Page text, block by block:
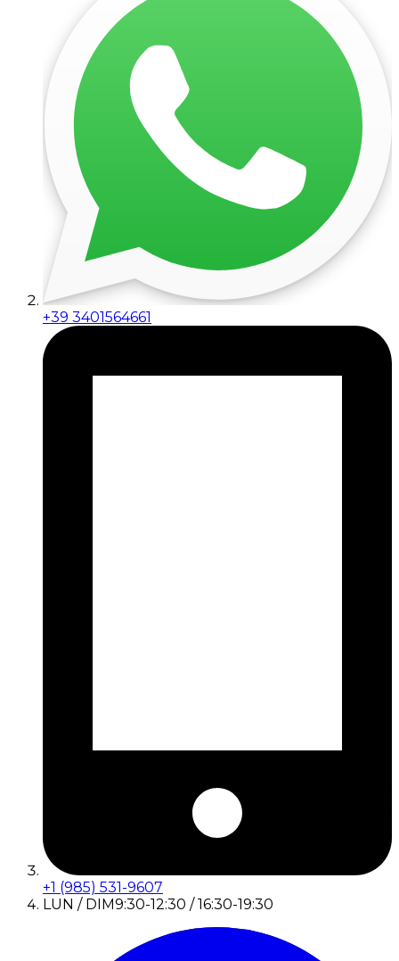
+39 3401564661
+1 (985) 531-9607
LUN / DIM9:30-12:30 / 16:30-19:30